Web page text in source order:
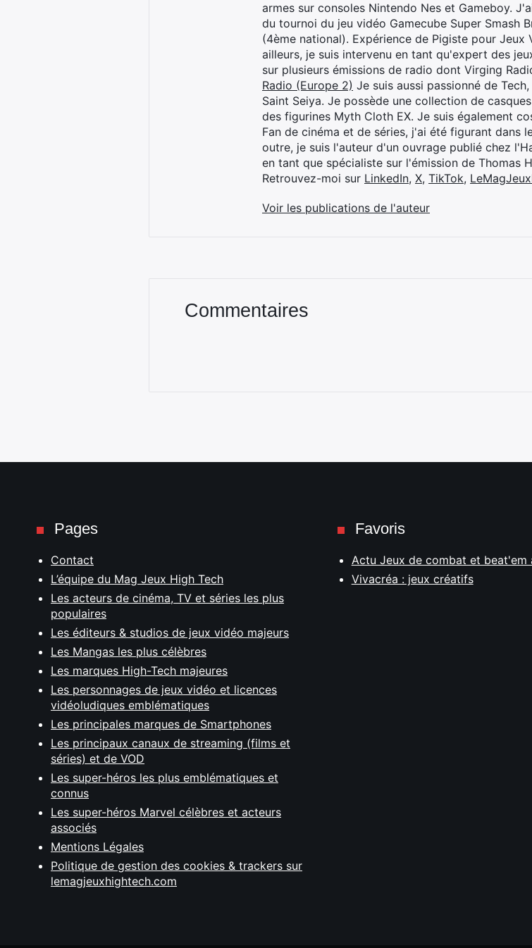
armes sur consoles Nintendo Nes et Gameboy.
du tournoi du jeu vidéo Gamecube Super Smash
(4ème national). Expérience de Pigiste pour Jeux
ailleurs, je suis intervenu en tant qu'expert des
sur plusieurs émissions de radio dont Virging
Radio (Europe 2) Je suis aussi passionné de
Saint Seiya. Je possède une collection de
des figurines Myth Cloth EX. Je suis également
Fan de cinéma et de séries, j'ai été figurant dans
outre, je suis l'auteur d'un ouvrage publié chez
en tant que spécialiste sur l'émission de Thomas
Retrouvez-moi sur LinkedIn, X, TikTok,
Voir les publications de l'auteur
Commentaires
Pages
Contact
L’équipe du Mag Jeux High Tech
Les acteurs de cinéma, TV et séries les plus
populaires
Les éditeurs & studios de jeux vidéo majeurs
Les Mangas les plus célèbres
Les marques High-Tech majeures
Les personnages de jeux vidéo et licences
vidéoludiques emblématiques
Les principales marques de Smartphones
Les principaux canaux de streaming (films et
séries) et de VOD
Les super-héros les plus emblématiques et
connus
Les super-héros Marvel célèbres et acteurs
associés
Mentions Légales
Politique de gestion des cookies & trackers sur
lemagjeuxhightech.com
Favoris
Actu Jeux de combat et beat'em
Vivacréa : jeux créatifs